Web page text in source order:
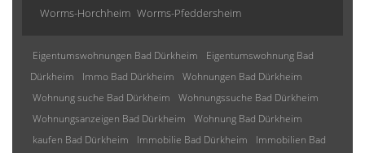
Worms-Horchheim Worms-Pfeddersheim
Eigentumswohnungen Bad Dürkheim
Eigentumswohnung Bad
Dürkheim
Immo Bad Dürkheim
Wohnungen Bad Dürkheim
Wohnung suche Bad Dürkheim
Wohnungssuche Bad Dürkheim
Wohnungsanzeigen Bad Dürkheim
Wohnung Bad Dürkheim
kaufen Bad Dürkheim
Immobilie Bad Dürkheim
Immobilien Bad